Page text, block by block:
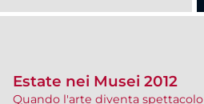
Estate nei Musei 2012
Quando l'arte diventa spettacolo